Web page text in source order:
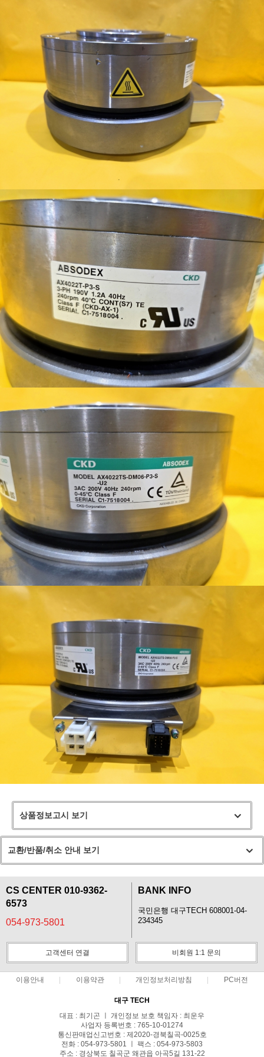
상품정보고시 보기
교환/반품/취소 안내 보기
CS CENTER 010-9362-
6573
054-973-5801
BANK INFO
국민은행 대구TECH 608001-04-
234345
고객센터 연결 비회원 1:1 문의
이용안내 이용약관 개인정보처리방침 PC버전
대구 TECH
대표 : 최기곤 ㅣ 개인정보 보호 책임자 : 최운우
사업자 등록번호 : 765-10-01274
통신판매업신고번호 : 제2020-경북칠곡-0025호
전화 : 054-973-5801 ㅣ 팩스 : 054-973-5803
주소 : 경상북도 칠곡군 왜관읍 아곡5길 131-22